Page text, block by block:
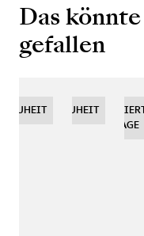
Das
gefallen
NEUHEIT NEUHEIT
NEUHEIT
AUFLAGE